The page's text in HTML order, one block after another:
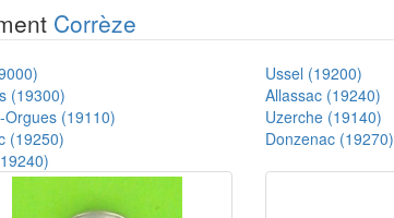
Corrèze
Ussel (19200)
(19300) Allassac (19240)
Orgues (19110) Uzerche (19140)
(19250) Donzenac (19270)